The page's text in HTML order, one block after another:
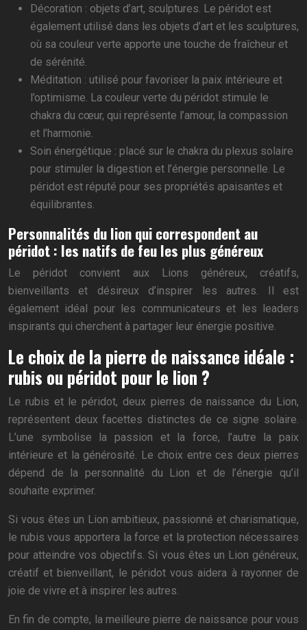
Décoration : objets d’art, sculptures. Le péridot est
également utilisé dans les objets d’art et les sculptures,
où sa couleur verte apporte une touche de fraîcheur et
de sérénité.
Méditation : utilisé pour favoriser la paix intérieure et
l’optimisme. La couleur verte du péridot stimule le
chakra du cœur, qui représente l’amour, la compassion
et l’harmonie.
Soin énergétique : placé sur le chakra du plexus solaire
pour stimuler la digestion et l’énergie personnelle. Le
péridot est réputé pour ses propriétés apaisantes et
équilibrantes.
Personnalités du lion qui correspondent au
péridot : les natifs de feu les plus généreux
Le péridot convient aux Lions généreux, créatifs,
bienveillants et désireux d’inspirer les autres. Il est
également idéal pour les communicateurs et les leaders
inspirants qui cherchent à partager leur énergie positive.
Le choix de la pierre de naissance idéale :
rubis ou péridot pour le lion ?
Le rubis et le péridot, deux pierres de naissance du Lion,
représentent deux facettes distinctes de ce signe solaire.
L’une symbolise la passion et la force, l’autre la paix
intérieure et la générosité. Le choix entre ces deux pierres
dépend de la personnalité du Lion et de l’énergie qu’il
souhaite exprimer.
Si vous êtes un Lion ambitieux, passionné et charismatique,
le rubis vous apportera la force et la protection nécessaires
pour atteindre vos objectifs. Si vous êtes un Lion généreux,
créatif et bienveillant, le péridot vous aidera à rayonner de
joie de vivre et à inspirer les autres.
En fin de compte, la meilleure pierre de naissance pour vous